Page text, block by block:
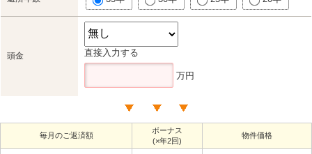
頭金 直接入力する
万円
毎月のご返済額
ボーナス
(×年2回)
物件価格